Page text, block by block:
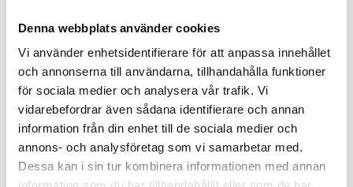
Denna webbplats använder cookies
Vi använder enhetsidentifierare för att anpassa innehållet
och annonserna till användarna, tillhandahålla funktioner
för sociala medier och analysera vår trafik. Vi
vidarebefordrar även sådana identifierare och annan
information från din enhet till de sociala medier och
annons- och analysföretag som vi samarbetar med.
Dessa kan i sin tur kombinera informationen med annan
Xplorion i Lund som byggs av vår samarbetspartner
Lunds kommunala fastighetsbolag, LKF. EC2B-
tjänsten kommer att finnas på plats i detta bilfria
boende som förväntas bli både ett besöksmål och en
förebild inom hållbart stadsbyggande. Vi sätter nu på
allvar igång förberedelserna för EC2B-tjänsten
parallellt med att huset byggs.